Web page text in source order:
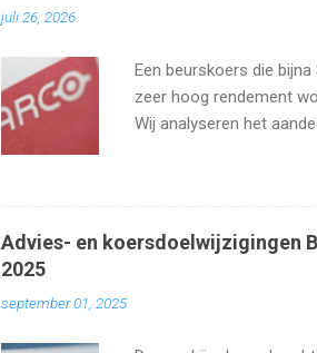
juli 26, 2026
Een beurskoers die
zeer hoog rendement
Wij analyseren het
Advies- en koersdoelwijzigingen
2025
september 01, 2025